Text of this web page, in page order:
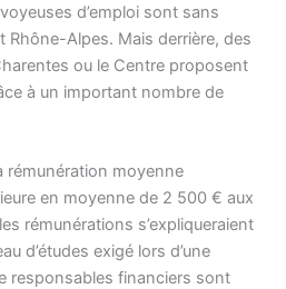
d’emploi sont sans
Rhône-Alpes. Mais derrière, des
ou le Centre proposent
à un important nombre de
rémunération moyenne
en moyenne de 2 500 € aux
rémunérations s’expliqueraient
d’études exigé lors d’une
responsables financiers sont